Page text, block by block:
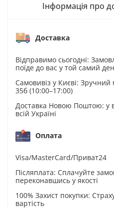
Інформація про
Доставка
Відправимо сьогодні:
поїде до вас у той самий
Самовивіз у Києві: Зручний
35б (10:00–17:00)
Доставка Новою Поштою: у
всій Україні
Оплата
Visa/MasterCard/Приват24
Післяплата: Сплачуйте
переконавшись у якості
100% Захист покупки:
вартість